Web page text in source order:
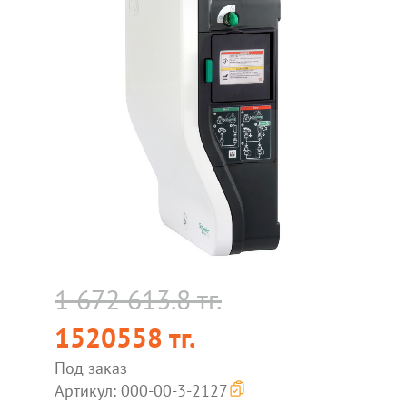
1 672 613.8 тг.
1520558 тг.
Под заказ
Артикул: 000-00-3-2127